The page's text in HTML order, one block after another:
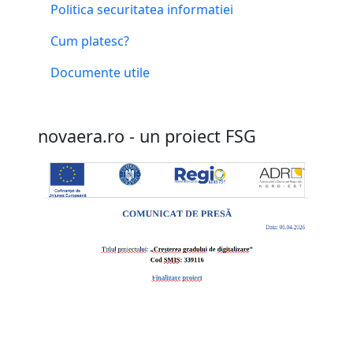
Politica securitatea informatiei
Cum platesc?
Documente utile
novaera.ro - un proiect FSG